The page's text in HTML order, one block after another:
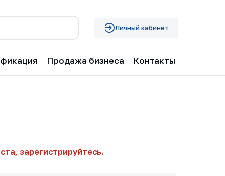
Личный кабинет
Продажа бизнеса Контакты
зарегистрируйтесь.